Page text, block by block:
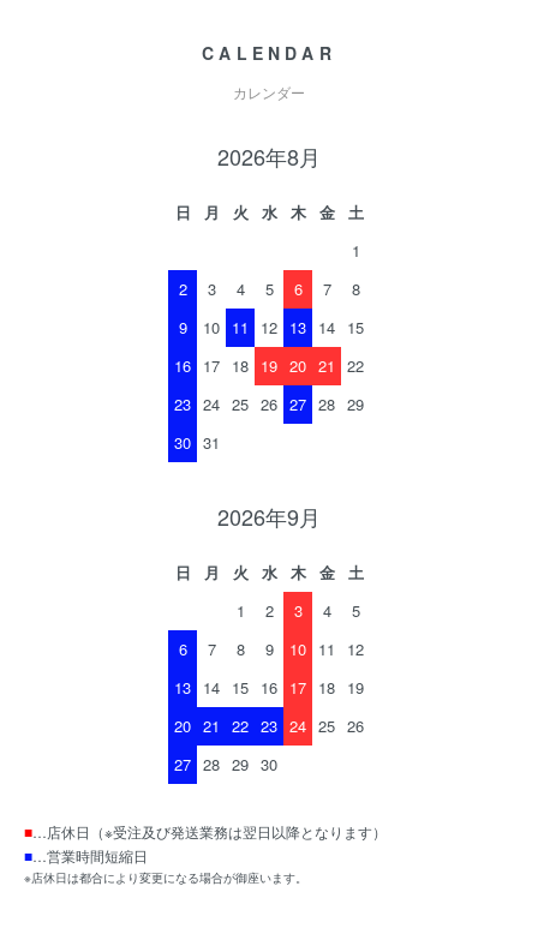
CALENDAR
カレンダー
2026年8月
日 月 火 水 木 金
土
1
2
3 4 5 6 7
8
9
10 11 12 13 14 15
16 17 18 19 20 21
22
23 24 25 26 27 28 29
30 31
2026年9月
日 月 火 水 木 金
土
1
2 3 4
5
6
7 8 9 10 11
12
13 14 15 16 17 18 19
20 21 22 23 24 25 26
27 28 29 30
■…店休日（※受注及び発送業務は翌日以降となります）
■…営業時間短縮日
※店休日は都合により変更になる場合が御座います。